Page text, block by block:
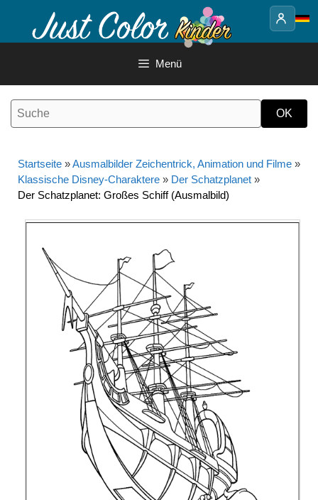
Inhalt
Menü
Startseite »Ausmalbilder Zeichentrick, Animation und Filme »
Klassische Disney-Charaktere » Der Schatzplanet »
Der Schatzplanet: Großes Schiff (Ausmalbild)